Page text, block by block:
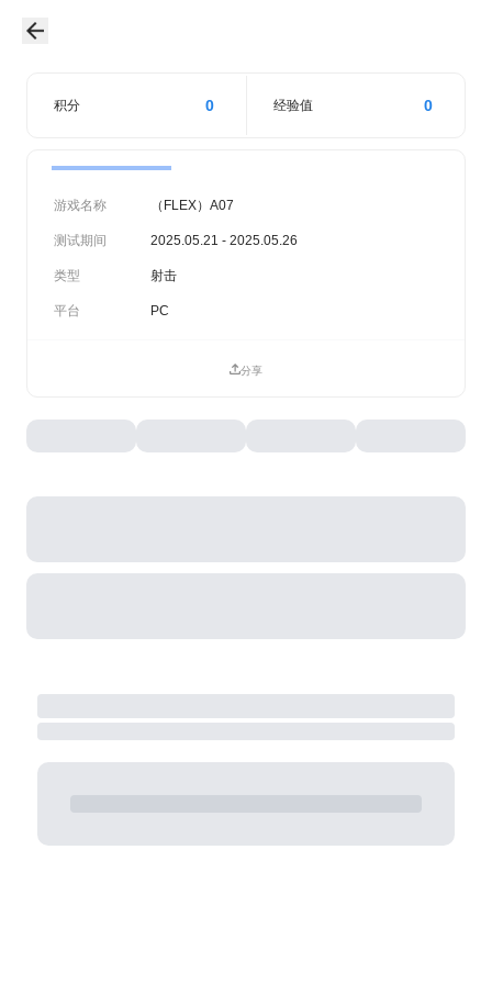
积分 0 经验值 0
游戏名称 （FLEX）A07
测试期间 2025.05.21 - 2025.05.26
类型 射击
平台 PC
分享